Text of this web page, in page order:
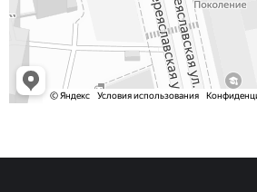
243/2
2Бл.Бирюзовый МП-20-243/2
S248
Св.Бирюза
2400000683254
203/3
3Т.Бирюзовый
МП-20-203/3